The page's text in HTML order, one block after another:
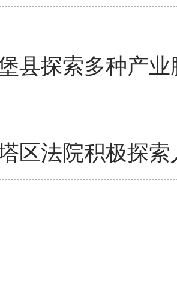
县探索多种产
区法院积极探